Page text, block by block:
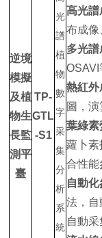
逆境
模擬
及植
物生
長監
測平
臺
TP-
GTL
-S1
高光
布成像
多光譜
OSAVI
熱紅
圖，演
葉綠
蘿卜素
合性能
自動化
法，自
自動采